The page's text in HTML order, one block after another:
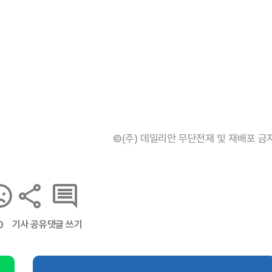
©(주) 데일리안 무단전재 및 재배포 금
기사 공유댓글 쓰기